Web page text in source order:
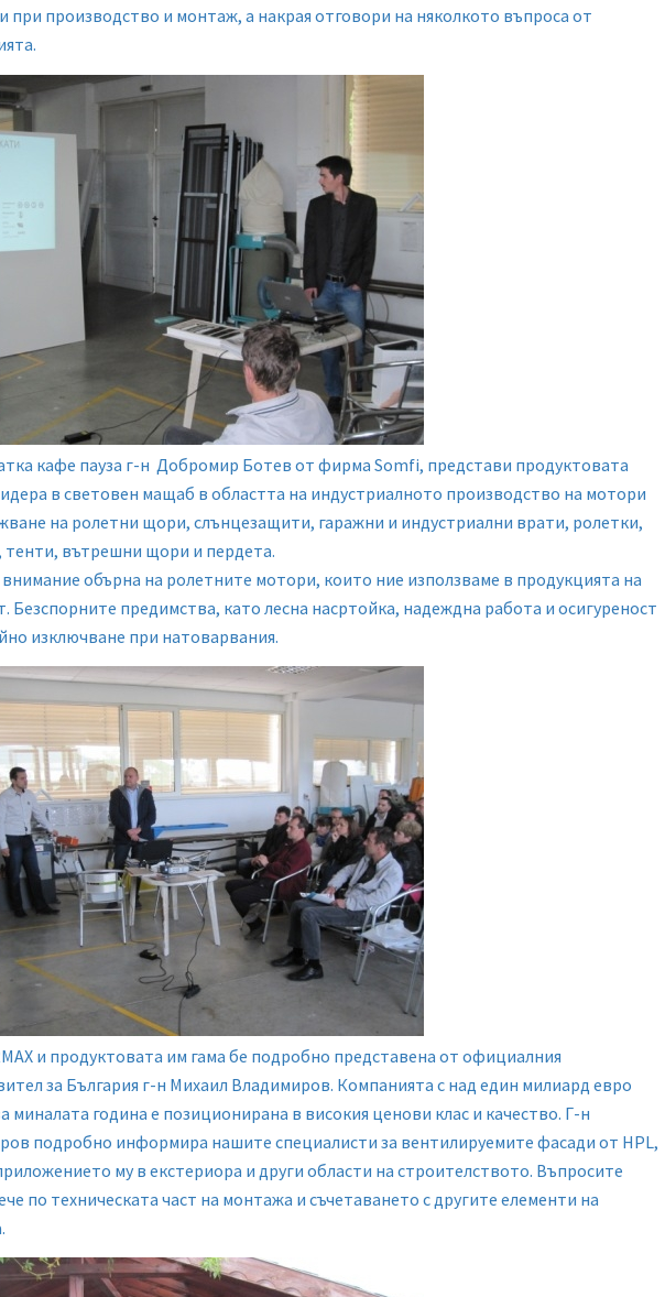
при производство и монтаж, а накрая отговори на няколкото въпроса от
кафе пауза г-н Добромир Ботев от фирма Somfi, представи продуктовата
в световен мащаб в областта на индустриалното производство на мотори
на ролетни щори, слънцезащити, гаражни и индустриални врати, ролетки,
тенти, вътрешни щори и пердета.
обърна на ролетните мотори, които ние използваме в продукцията на
Безспорните предимства, като лесна насртойка, надеждна работа и осигуреност
изключване при натоварвания.
и продуктовата им гама бе подробно представена от официалния
за България г-н Михаил Владимиров. Компанията с над един милиард евро
миналата година е позиционирана в високия ценови клас и качество. Г-н
подробно информира нашите специалисти за вентилируемите фасади от HPL,
му в екстериора и други области на строителството. Въпросите
по техническата част на монтажа и съчетаването с другите елементи на